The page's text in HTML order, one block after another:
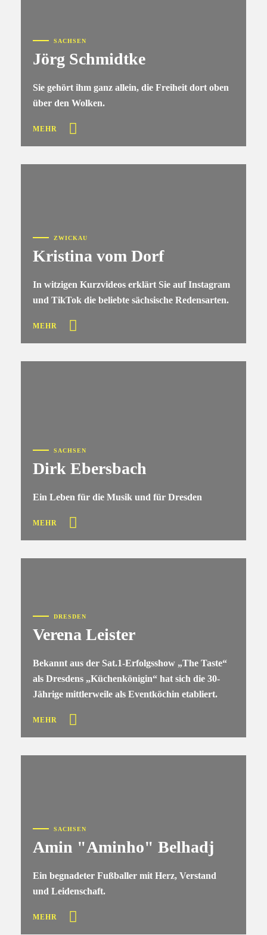
SACHSEN
Jörg Schmidtke
Sie gehört ihm ganz allein, die Freiheit dort oben
über den Wolken.
MEHR
ZWICKAU
Kristina vom Dorf
In witzigen Kurzvideos erklärt Sie auf Instagram
und TikTok die beliebte sächsische Redensarten.
MEHR
SACHSEN
Dirk Ebersbach
Ein Leben für die Musik und für Dresden
MEHR
DRESDEN
Verena Leister
Bekannt aus der Sat.1-Erfolgsshow „The Taste“
als Dresdens „Küchenkönigin“ hat sich die 30-
Jährige mittlerweile als Eventköchin etabliert.
MEHR
SACHSEN
Amin "Aminho" Belhadj
Ein begnadeter Fußballer mit Herz, Verstand
und Leidenschaft.
MEHR